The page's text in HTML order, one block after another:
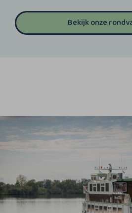
Bekijk onze